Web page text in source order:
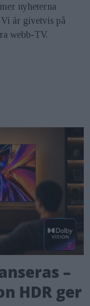
nyheterna
är givetvis på
webb-TV.
–
HDR ger